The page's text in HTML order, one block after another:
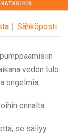
Sähköposti
veden tulo
ongelmia.
ennalta
se säilyy